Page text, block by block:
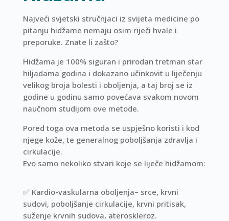
Najveći svjetski stručnjaci iz svijeta medicine po
pitanju hidžame nemaju osim riječi hvale i
preporuke. Znate li zašto?
Hidžama je 100% siguran i prirodan tretman star
hiljadama godina i dokazano učinkovit u liječenju
velikog broja bolesti i oboljenja, a taj broj se iz
godine u godinu samo povećava svakom novom
naučnom studijom ove metode.
Pored toga ova metoda se uspješno koristi i kod
njege kože, te generalnog poboljšanja zdravlja i
cirkulacije.
Evo samo nekoliko stvari koje se liječe hidžamom:
✅Kardio-vaskularna oboljenja– srce, krvni
sudovi, poboljšanje cirkulacije, krvni pritisak,
suženje krvnih sudova, ateroskleroz.